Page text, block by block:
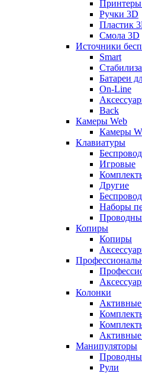
Ручки 3D
Пластик
Смола 3D
Источники
Smart
Батареи
On-Line
Back
Камеры Web
Камеры
Клавиатуры
Игровые
Другие
Наборы
Копиры
Копиры
Колонки
Манипуляторы
Рули